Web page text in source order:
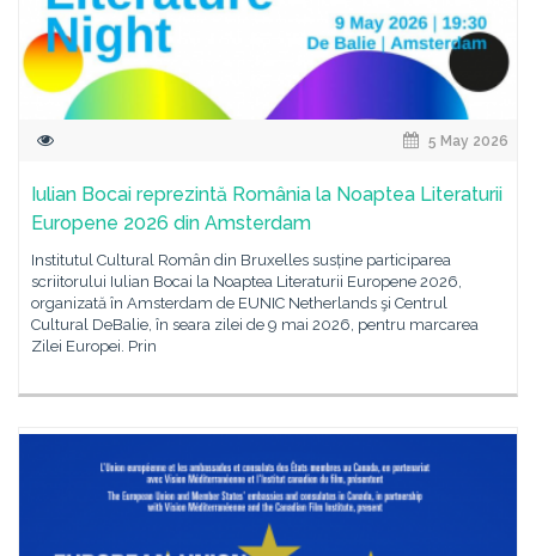
5 May 2026
Iulian Bocai reprezintă România la Noaptea Literaturii
Europene 2026 din Amsterdam
Institutul Cultural Român din Bruxelles susține participarea
scriitorului Iulian Bocai la Noaptea Literaturii Europene 2026,
organizată în Amsterdam de EUNIC Netherlands şi Centrul
Cultural DeBalie, în seara zilei de 9 mai 2026, pentru marcarea
Zilei Europei. Prin